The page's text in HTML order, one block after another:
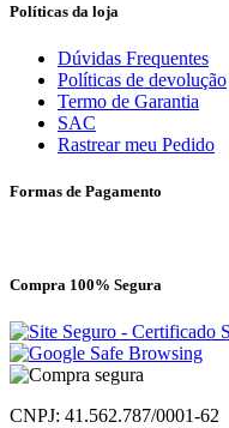
Políticas da loja
Dúvidas Frequentes
Políticas de devolução
Termo de Garantia
SAC
Rastrear meu Pedido
Formas de Pagamento
Compra 100% Segura
CNPJ: 41.562.787/0001-62